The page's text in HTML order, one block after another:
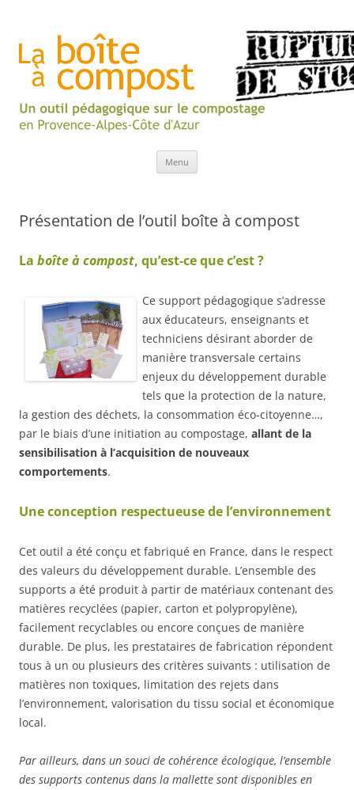
Menu
Présentation de l’outil boîte à compost
La boîte à compost, qu’est-ce que c’est ?
Ce support pédagogique s’adresse
aux éducateurs, enseignants et
techniciens désirant aborder de
manière transversale certains
enjeux du développement durable
tels que la protection de la nature,
la gestion des déchets, la consommation éco-citoyenne…,
par le biais d’une initiation au compostage, allant de la
sensibilisation à l’acquisition de nouveaux
comportements.
Une conception respectueuse de l’environnement
Cet outil a été conçu et fabriqué en France, dans le respect
des valeurs du développement durable. L’ensemble des
supports a été produit à partir de matériaux contenant des
matières recyclées (papier, carton et polypropylène),
facilement recyclables ou encore conçues de manière
durable. De plus, les prestataires de fabrication répondent
tous à un ou plusieurs des critères suivants : utilisation de
matières non toxiques, limitation des rejets dans
l’environnement, valorisation du tissu social et économique
local.
Par ailleurs, dans un souci de cohérence écologique, l’ensemble
des supports contenus dans la mallette sont disponibles en